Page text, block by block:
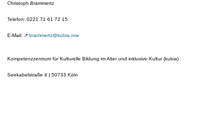
Christoph Brammertz
Telefon: 0221 71 61 72 15
E-Mail: ↗ brammertz@kubia.nrw
Kompetenzzentrum für Kulturelle Bildung im Alter und inklusive Kultur (kubia)
Seekabelstraße 4 | 50733 Köln